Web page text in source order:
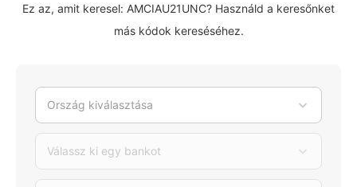
Ez az, amit keresel: AMCIAU21UNC? Használd a keresőnket
más kódok kereséséhez.
Ország kiválasztása
Válassz ki egy bankot